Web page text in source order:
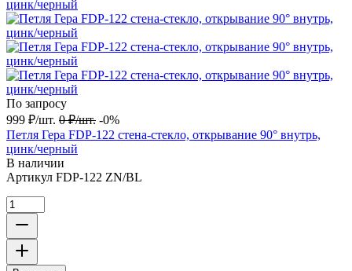
По запросу
999 ₽/шт. 0 ₽/шт. -0%
Петля Гера FDP-122 стена-стекло, открывание 90° внутрь,
цинк/черный
В наличии
Артикул FDP-122 ZN/BL